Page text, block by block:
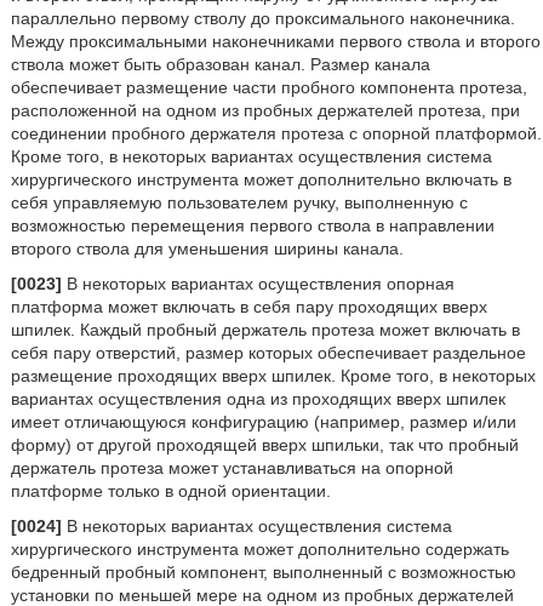
параллельно первому стволу до проксимального наконечника.
Между проксимальными наконечниками первого ствола и второго
ствола может быть образован канал. Размер канала
обеспечивает размещение части пробного компонента протеза,
расположенной на одном из пробных держателей протеза, при
соединении пробного держателя протеза с опорной платформой.
Кроме того, в некоторых вариантах осуществления система
хирургического инструмента может дополнительно включать в
себя управляемую пользователем ручку, выполненную с
возможностью перемещения первого ствола в направлении
второго ствола для уменьшения ширины канала.
[0023] В некоторых вариантах осуществления опорная
платформа может включать в себя пару проходящих вверх
шпилек. Каждый пробный держатель протеза может включать в
себя пару отверстий, размер которых обеспечивает раздельное
размещение проходящих вверх шпилек. Кроме того, в некоторых
вариантах осуществления одна из проходящих вверх шпилек
имеет отличающуюся конфигурацию (например, размер и/или
форму) от другой проходящей вверх шпильки, так что пробный
держатель протеза может устанавливаться на опорной
платформе только в одной ориентации.
[0024] В некоторых вариантах осуществления система
хирургического инструмента может дополнительно содержать
бедренный пробный компонент, выполненный с возможностью
установки по меньшей мере на одном из пробных держателей